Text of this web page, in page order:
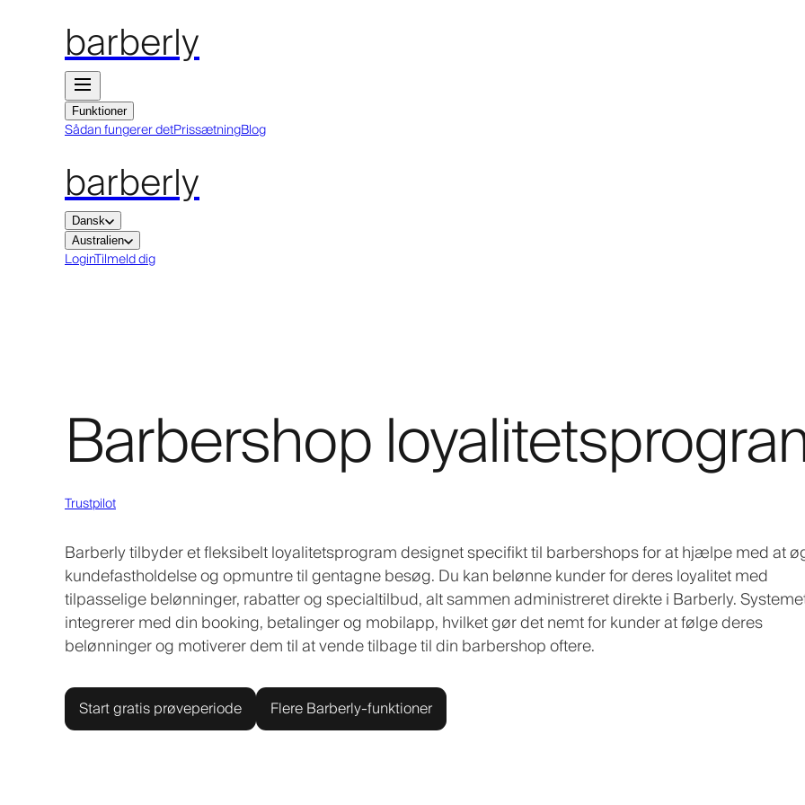
barberly
Funktioner
Sådan fungerer detPrissætningBlog
barberly
Dansk
Australien
LoginTilmeld dig
Barbershop
Trustpilot
Barberly tilbyder et fleksibelt loyalitetsprogram designet specifikt til barbershops for at hjælpe med at
kundefastholdelse og opmuntre til gentagne besøg. Du kan belønne kunder for deres loyalitet med
tilpasselige belønninger, rabatter og specialtilbud, alt sammen administreret direkte i Barberly.
integrerer med din booking, betalinger og mobilapp, hvilket gør det nemt for kunder at følge deres
belønninger og motiverer dem til at vende tilbage til din barbershop oftere.
Start gratis prøveperiode Flere Barberly-funktioner